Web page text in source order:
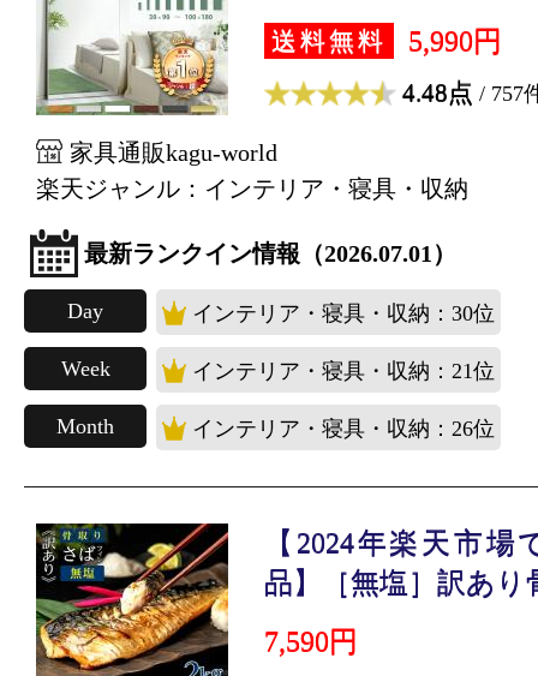
送料無料 5,990円
4.48点 / 757
家具通販kagu-world
楽天ジャンル：インテリア・寝具・収納
最新ランクイン情報（2026.07.01）
Day インテリア・寝具・収納：30位
Week インテリア・寝具・収納：21位
Month インテリア・寝具・収納：26位
【2024年楽天市
品】［無塩］訳あり
7,590円